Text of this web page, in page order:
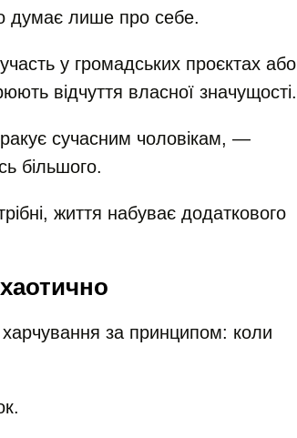
думає лише про себе.
у громадських проєктах або
відчуття власної значущості.
сучасним чоловікам, —
більшого.
життя набуває додаткового
за принципом: коли